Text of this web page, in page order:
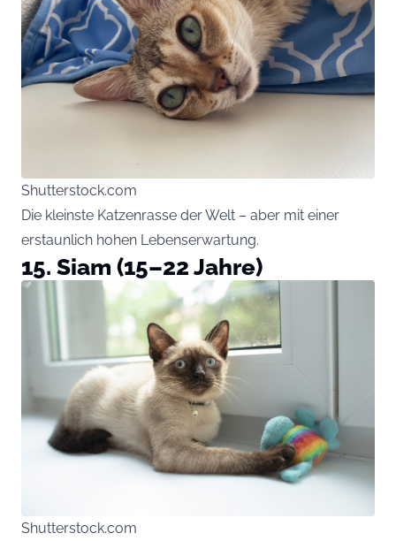
Shutterstock.com
Die kleinste Katzenrasse der Welt – aber mit einer
erstaunlich hohen Lebenserwartung.
15. Siam (15–22 Jahre)
Shutterstock.com